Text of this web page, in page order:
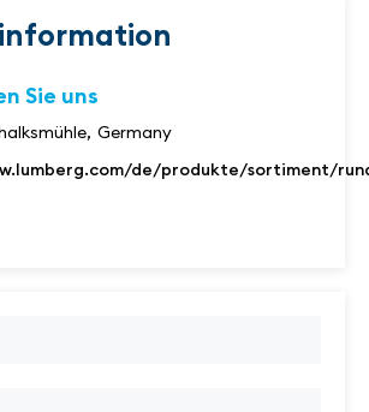
Sie uns
Germany
de/produkte/sortiment/